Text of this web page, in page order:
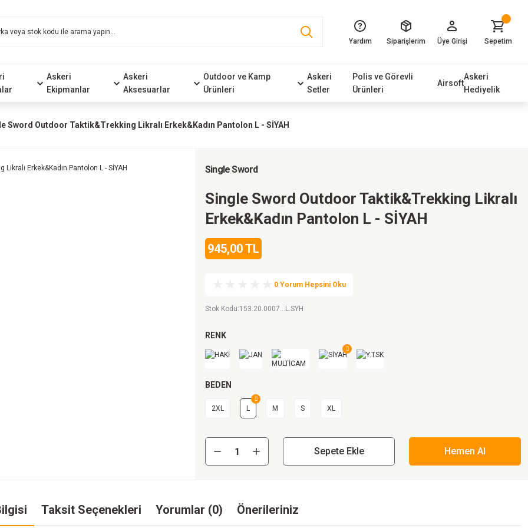
Yardım Siparişlerim Üye Girişi Sepetim
Askeri
Ekipmanlar
Askeri
Aksesuarlar
Outdoor ve Kamp
Ürünleri
Askeri
Setler
Polis ve Görevli
Ürünleri
Airsoft
Askeri
Hediyelik
Sword Outdoor Taktik&Trekking Likralı Erkek&Kadın Pantolon L - SİYAH
Single Sword
Single Sword Outdoor Taktik&Trekking Likralı
Erkek&Kadın Pantolon L - SİYAH
945,00 TL
0 Yorum Hepsini Oku
Stok Kodu:153.20.0007...L.SYH
RENK
BEDEN
2XL L M S XL
Sepete Ekle Hemen Al
Taksit Seçenekleri Yorumlar (0) Önerileriniz